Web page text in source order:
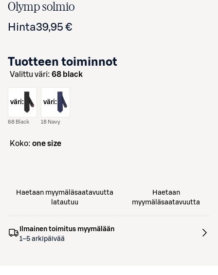
Olymp solmio
Hinta39,95 €
Tuotteen toiminnot
Valittu väri: 68 black
väri:
68 Black
väri:
18 Navy
koko: one size
Haetaan myymäläsaatavuutta
latautuu
Haetaan
myymäläsaatavuutta
Ilmainen toimitus myymälään
1–5 arkipäivää